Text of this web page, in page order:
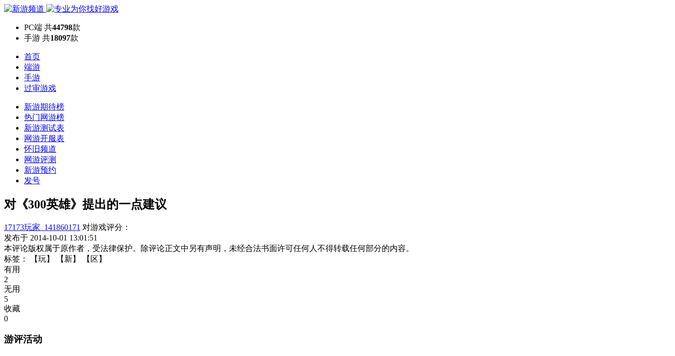
PC端 共44798款
手游 共18097款
首页
端游
手游
过审游戏
新游期待榜
热门网游榜
新游测试表
网游开服表
怀旧频道
网游评测
新游预约
发号
对《300英雄》提出的一点建议
17173玩家_141860171 对游戏评分：
发布于 2014-10-01 13:01:51
本评论版权属于原作者，受法律保护。除评论正文中另有声明，未经合法书面许可任何人不得转载任何部分的内容。
标签：
【玩】 【新】
【区】
有用
2
无用
5
收藏
0
游评活动